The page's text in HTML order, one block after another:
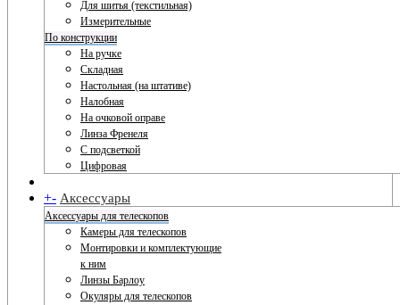
Для шитья (текстильная)
Измерительные
По конструкции
На ручке
Складная
Настольная (на штативе)
Налобная
На очковой оправе
Линза Френеля
С подсветкой
Цифровая
+- Аксессуары
Аксессуары для телескопов
Камеры для телескопов
Монтировки и комплектующие
к ним
Линзы Барлоу
Окуляры для телескопов